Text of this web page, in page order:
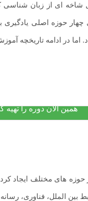
شاخه ای از زبان
چهار حوزه اصلی
اما در ادامه تاریخچه
زبان
همین الان دوره را تهیه
حوزه های مختلف ایجاد
بین الملل، فناوری،